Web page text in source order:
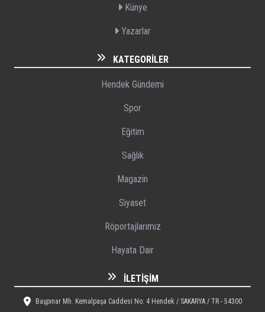
Künye
Yazarlar
KATEGORILER
Hendek Gündemi
Spor
Eğitim
Sağlık
Magazin
Siyaset
Röportajlarımız
Hayata Dair
İLETIŞIM
Başpınar Mh. Kemalpaşa Caddesi No: 4 Hendek / SAKARYA / TR - 54300